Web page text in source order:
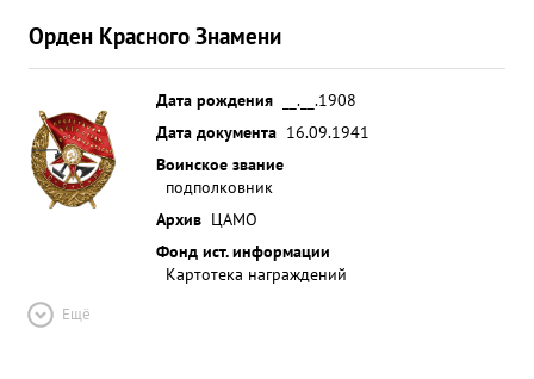
Орден Красного Знамени
Дата рождения
__.__.1908
Дата документа 16.09.1941
Воинское звание
подполковник
Архив ЦАМО
Фонд ист. информации
Картотека награждений
Ещё